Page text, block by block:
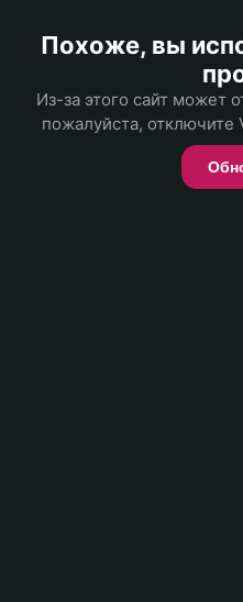
Похоже, вы
Из-за этого сайт может
пожалуйста, отключите